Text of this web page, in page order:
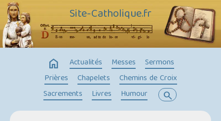
Site-Catholique.fr
home Actualités Messes
Sermons
Prières
Chapelets
Chemins de Croix
Sacrements
Livres Humour search